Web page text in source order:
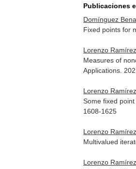
Publicaciones
Domínguez
Fixed points for
Lorenzo
Measures of
Applications .
Lorenzo
Some fixed
1608-1625
Lorenzo
Multivalued
Lorenzo